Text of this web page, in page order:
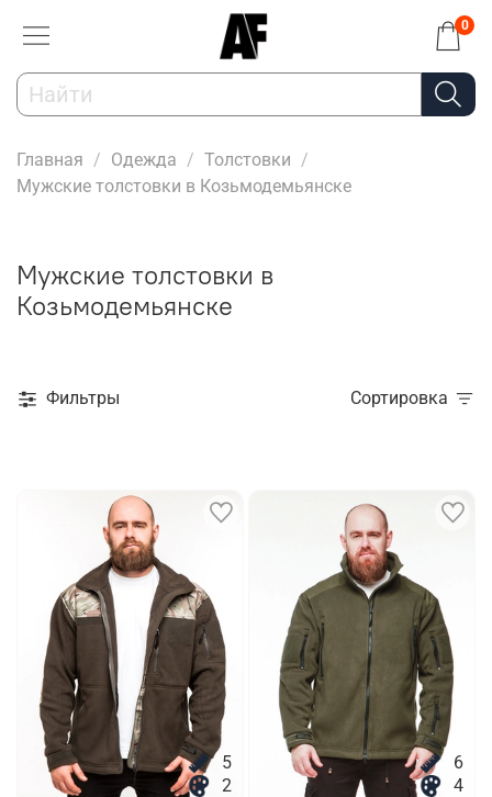
0
Главная Одежда
Толстовки
Мужские толстовки в Козьмодемьянске
Мужские толстовки в
Козьмодемьянске
Фильтры Сортировка
5
2
6
4